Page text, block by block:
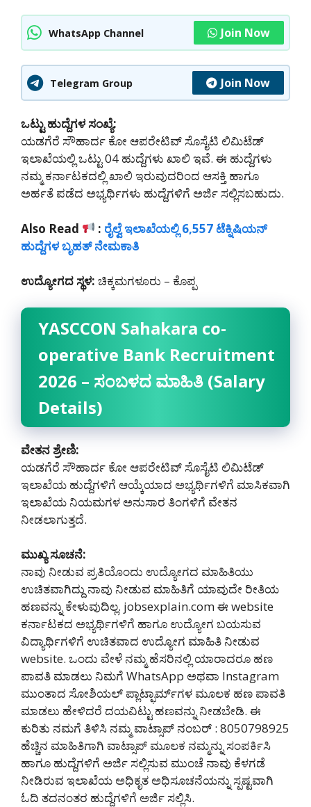
WhatsApp Channel Join Now
Telegram Group Join Now
ಒಟ್ಟು ಹುದ್ದೆಗಳ ಸಂಖ್ಯೆ:
ಯಡಗೆರೆ ಸೌಹಾರ್ದ ಕೋ ಆಪರೇಟಿವ್ ಸೊಸೈಟಿ ಲಿಮಿಟೆಡ್
ಇಲಾಖೆಯಲ್ಲಿ ಒಟ್ಟು 04 ಹುದ್ದೆಗಳು ಖಾಲಿ ಇವೆ. ಈ ಹುದ್ದೆಗಳು
ನಮ್ಮ ಕರ್ನಾಟಕದಲ್ಲಿ ‌ಖಾಲಿ ಇರುವುದರಿಂದ ಆಸಕ್ತಿ ಹಾಗೂ
ಅರ್ಹತೆ ಪಡೆದ ಅಭ್ಯರ್ಥಿಗಳು ಹುದ್ದೆಗಳಿಗೆ ಅರ್ಜಿ ಸಲ್ಲಿಸಬಹುದು.
Also Read : ರೈಲ್ವೆ ಇಲಾಖೆಯಲ್ಲಿ 6,557 ಟೆಕ್ನಿಷಿಯನ್
ಹುದ್ದೆಗಳ ಬೃಹತ್ ನೇಮಕಾತಿ
ಉದ್ಯೋಗದ ಸ್ಥಳ: ಚಿಕ್ಕಮಗಳೂರು – ಕೊಪ್ಪ
YASCCON Sahakara co-
operative Bank Recruitment
2026 – ಸಂಬಳದ ಮಾಹಿತಿ (Salary
Details)
ವೇತನ ಶ್ರೇಣಿ:
ಯಡಗೆರೆ ಸೌಹಾರ್ದ ಕೋ ಆಪರೇಟಿವ್ ಸೊಸೈಟಿ ಲಿಮಿಟೆಡ್
ಇಲಾಖೆಯ ಹುದ್ದೆಗಳಿಗೆ ಆಯ್ಕೆಯಾದ ಅಭ್ಯರ್ಥಿಗಳಿಗೆ ಮಾಸಿಕವಾಗಿ
ಇಲಾಖೆಯ ನಿಯಮಗಳ ಅನುಸಾರ ತಿಂಗಳಿಗೆ ವೇತನ
ನೀಡಲಾಗುತ್ತದೆ.
ಮುಖ್ಯ ಸೂಚನೆ:
ನಾವು ನೀಡುವ ಪ್ರತಿಯೊಂದು ಉದ್ಯೋಗದ ಮಾಹಿತಿಯು
ಉಚಿತವಾಗಿದ್ದು ನಾವು ನೀಡುವ ಮಾಹಿತಿಗೆ ಯಾವುದೇ ರೀತಿಯ
ಹಣವನ್ನು ಕೇಳುವುದಿಲ್ಲ. jobsexplain.com ಈ website
ಕರ್ನಾಟಕದ ಅಭ್ಯರ್ಥಿಗಳಿಗೆ ಹಾಗೂ ಉದ್ಯೋಗ ಬಯಸುವ
ವಿದ್ಯಾರ್ಥಿಗಳಿಗೆ ಉಚಿತವಾದ ಉದ್ಯೋಗ ಮಾಹಿತಿ ನೀಡುವ
website. ಒಂದು ವೇಳೆ ನಮ್ಮ ಹೆಸರಿನಲ್ಲಿ ಯಾರಾದರೂ ಹಣ
ಪಾವತಿ ಮಾಡಲು ನಿಮಗೆ WhatsApp ಅಥವಾ Instagram
ಮುಂತಾದ ಸೋಶಿಯಲ್ ಪ್ಲಾಟ್ಫಾರ್ಮ್‌ಗಳ ಮೂಲಕ ಹಣ ಪಾವತಿ
ಮಾಡಲು ಹೇಳಿದರೆ ದಯವಿಟ್ಟು ಹಣವನ್ನು ನೀಡಬೇಡಿ‌. ಈ
ಕುರಿತು ನಮಗೆ ತಿಳಿಸಿ ನಮ್ಮ ವಾಟ್ಸಾಪ್ ನಂಬರ್ : 8050798925
ಹೆಚ್ಚಿನ ಮಾಹಿತಿಗಾಗಿ ವಾಟ್ಸಾಪ್ ಮೂಲಕ ನಮ್ಮನ್ನು ಸಂಪರ್ಕಿಸಿ
ಹಾಗೂ ಹುದ್ದೆಗಳಿಗೆ ಅರ್ಜಿ ಸಲ್ಲಿಸುವ ಮುಂಚೆ ನಾವು ಕೆಳಗಡೆ
ನೀಡಿರುವ ಇಲಾಖೆಯ ಅಧಿಕೃತ ಅಧಿಸೂಚನೆಯನ್ನು ಸ್ಪಷ್ಟವಾಗಿ
ಓದಿ ತದನಂತರ ಹುದ್ದೆಗಳಿಗೆ ಅರ್ಜಿ ಸಲ್ಲಿಸಿ.